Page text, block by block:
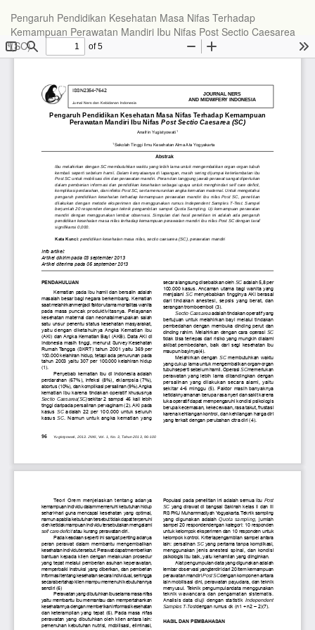
Pengaruh Pendidikan Kesehatan Masa Nifas Terhadap
Kemampuan Perawatan Mandiri Ibu Nifas Post Sectio Caesarea
(SC)